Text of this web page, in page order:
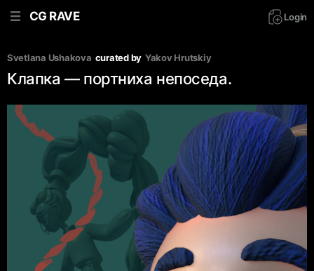
CG RAVE Login
Svetlana Ushakova curated by Yakov Hrutskiy
Клапка — портниха непоседа.